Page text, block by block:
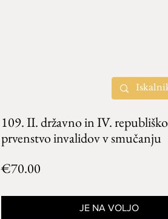
109. II. državno in IV. republiško
prvenstvo invalidov v smučanju
€70.00
JE NA VOLJO